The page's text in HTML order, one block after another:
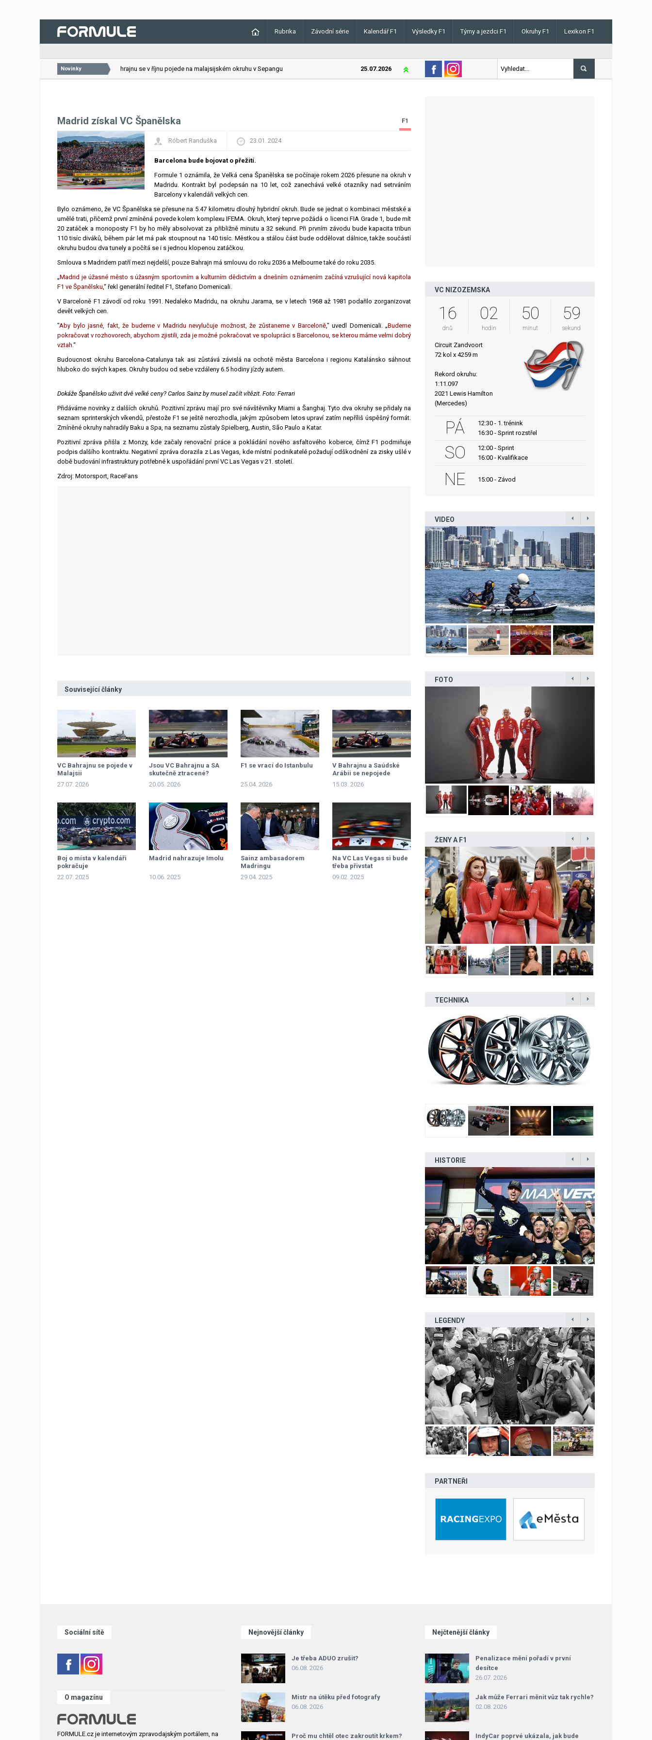
Rubrika Závodní série Kalendář F1 Výsledky F1 Týmy a jezdci F1 Okruhy F1 Lexikon F1
Novinky
26.07.2026 VC Bahrajnu se v říjnu pojede na malajsijském okruhu v Sepangu 25.07.2026 Lando Norris v Maďarsku letos poprvé vyhrál kvalifikaci
Madrid získal VC Španělska F1
Róbert Randuška 23.01. 2024
Barcelona bude bojovat o přežití.
Formule 1 oznámila, že Velká cena Španělska se počínaje rokem 2026 přesune na okruh v
Madridu. Kontrakt byl podepsán na 10 let, což zanechává velké otazníky nad setrváním
Barcelony v kalendáři velkých cen.
Bylo oznámeno, že VC Španělska se přesune na 5.47 kilometru dlouhý hybridní okruh. Bude se jednat o kombinaci městské a
umělé trati, přičemž první zmíněná povede kolem komplexu IFEMA. Okruh, který teprve požádá o licenci FIA Grade 1, bude mít
20 zatáček a monoposty F1 by ho měly absolvovat za přibližně minutu a 32 sekund. Při prvním závodu bude kapacita tribun
110 tisíc diváků, během pár let má pak stoupnout na 140 tisíc. Městkou a stálou část bude oddělovat dálnice, takže součástí
okruhu budou dva tunely a počítá se i s jednou klopenou zatáčkou.
Smlouva s Madridem patří mezi nejdelší, pouze Bahrajn má smlouvu do roku 2036 a Melbourne také do roku 2035.
„Madrid je úžasné město s úžasným sportovním a kulturním dědictvím a dnešním oznámením začíná vzrušující nová kapitola
F1 ve Španělsku,“ řekl generální ředitel F1, Stefano Domenicali.
V Barceloně F1 závodí od roku 1991. Nedaleko Madridu, na okruhu Jarama, se v letech 1968 až 1981 podařilo zorganizovat
devět velkých cen.
"Aby bylo jasné, fakt, že budeme v Madridu nevylučuje možnost, že zůstaneme v Barceloně," uvedl Domenicali. „Budeme
pokračovat v rozhovorech, abychom zjistili, zda je možné pokračovat ve spolupráci s Barcelonou, se kterou máme velmi dobrý
vztah.“
Budoucnost okruhu Barcelona-Catalunya tak asi zůstává závislá na ochotě města Barcelona i regionu Katalánsko sáhnout
hluboko do svých kapes. Okruhy budou od sebe vzdáleny 6.5 hodiny jízdy autem.
Dokáže Španělsko uživit dvě velké ceny? Carlos Sainz by musel začít vítězit. Foto: Ferrari
Přidáváme novinky z dalších okruhů. Pozitivní zprávu mají pro své návštěvníky Miami a Šanghaj. Tyto dva okruhy se přidaly na
seznam sprinterských víkendů, přestože F1 se ještě nerozhodla, jakým způsobem letos upraví zatím nepříliš úspěšný formát.
Zmíněné okruhy nahradily Baku a Spa, na seznamu zůstaly Spielberg, Austin, São Paulo a Katar.
Pozitivní zpráva přišla z Monzy, kde začaly renovační práce a pokládání nového asfaltového koberce, čímž F1 podmiňuje
podpis dalšího kontraktu. Negativní zpráva dorazila z Las Vegas, kde místní podnikatelé požadují odškodnění za zisky ušlé v
době budování infrastruktury potřebné k uspořádání první VC Las Vegas v 21. století.
Zdroj: Motorsport, RaceFans
Související články
VC Bahrajnu se pojede v
Malajsii
27.07. 2026
Jsou VC Bahrajnu a SA
skutečně ztracené?
20.05. 2026
F1 se vrací do Istanbulu
25.04. 2026
V Bahrajnu a Saúdské
Arábii se nepojede
15.03. 2026
Boj o místa v kalendáři
pokračuje
22.07. 2025
Madrid nahrazuje Imolu
10.06. 2025
Sainz ambasadorem
Madringu
29.04. 2025
Na VC Las Vegas si bude
třeba přivstat
09.02. 2025
VC NIZOZEMSKA
16
dnů
02
hodin
50
minut
58
sekund
Circuit Zandvoort
72 kol x 4259 m
Rekord okruhu:
1:11.097
2021 Lewis Hamilton
(Mercedes)
PÁ
12:30 - 1. trénink
16:30 - Sprint rozstřel
SO
12:00 - Sprint
16:00 - Kvalifikace
NE 15:00 - Závod
VIDEO
FOTO
ŽENY A F1
TECHNIKA
HISTORIE
LEGENDY
PARTNEŘI
Sociální sítě
O magazínu
FORMULE.cz je internetovým zpravodajským portálem, na
Nejnovější články
Je třeba ADUO zrušit?
06.08. 2026
Mistr na útěku před fotografy
06.08. 2026
Proč mu chtěl otec zakroutit krkem?
Nejčtenější články
Penalizace mění pořadí v první
desítce
26.07. 2026
Jak může Ferrari měnit vůz tak rychle?
02.08. 2026
IndyCar poprvé ukázala, jak bude